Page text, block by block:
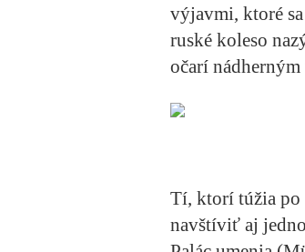
výjavmi, ktoré
ruské koleso
očarí
Tí, ktorí túžia po
navštíviť aj